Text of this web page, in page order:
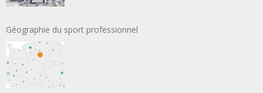
Géographie du sport professionnel